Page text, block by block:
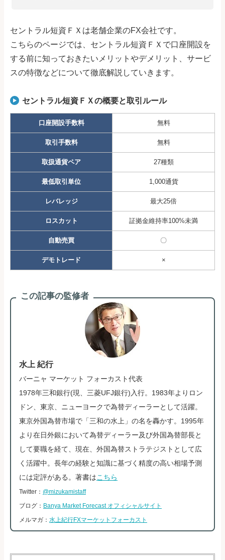
セントラル短資ＦＸは老舗企業のFX会社です。
こちらのページでは、セントラル短資ＦＸで口座開設を
する前に知っておきたいメリットやデメリット、サービ
スの特徴などについて徹底解説していきます。
セントラル短資ＦＸの概要と取引ルール
口座開設手数料 無料
取引手数料 無料
取扱通貨ペア 27種類
最低取引単位 1,000通貨
レバレッジ 最大25倍
ロスカット 証拠金維持率100%未満
自動売買 〇
デモトレード ×
この記事の監修者
水上 紀行
バーニャ マーケット フォーカスト代表
1978年三和銀行(現、三菱UFJ銀行)入行。1983年よりロン
ドン、東京、ニューヨークで為替ディーラーとして活躍。
東京外国為替市場で「三和の水上」の名を轟かす。1995年
より在日外銀において為替ディーラー及び外国為替部長と
して要職を経て、現在、外国為替ストラテジストとして広
く活躍中。長年の経験と知識に基づく精度の高い相場予測
には定評がある。著書はこちら
Twitter： @mizukamistaff
ブログ： Banya Market Forecast オフィシャルサイト
メルマガ： 水上紀行FXマーケットフォーカスト